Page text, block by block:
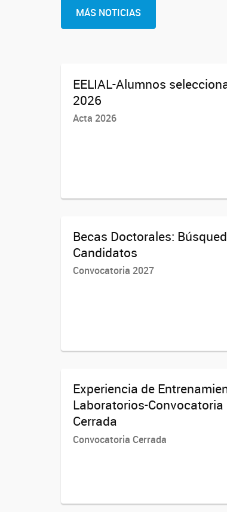
MÁS NOTICIAS
EELIAL-Alumnos
2026
Acta 2026
Becas Doctorales:
Candidatos
Convocatoria 2027
Experiencia de
Laboratorios-Convocatoria
Cerrada
Convocatoria Cerrada